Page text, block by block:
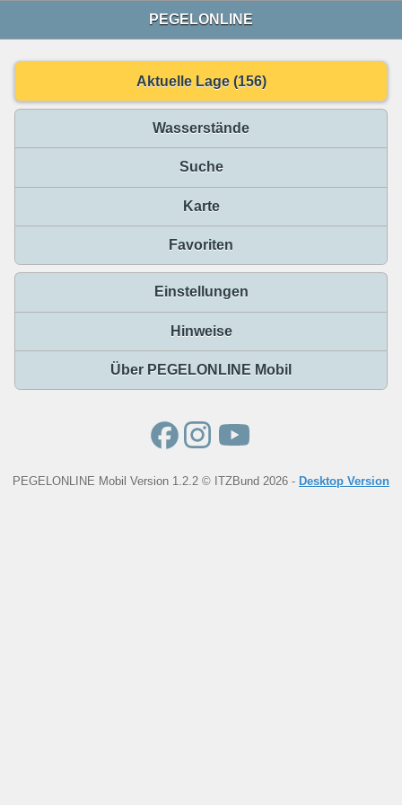
PEGELONLINE
Aktuelle Lage (156)
Wasserstände
Suche
Karte
Favoriten
Einstellungen
Hinweise
Über PEGELONLINE Mobil
PEGELONLINE Mobil Version 1.2.2 © ITZBund 2026 - Desktop Version